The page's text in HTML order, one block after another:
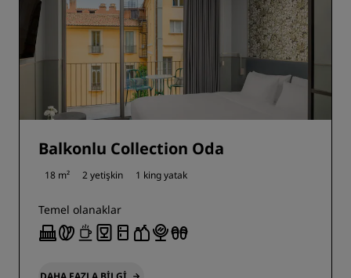
Balkonlu Collection Oda
18 m² 2 yetişkin 1 king yatak
Temel olanaklar